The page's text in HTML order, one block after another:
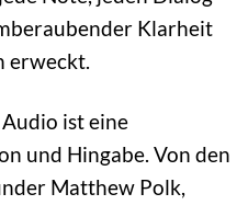
Klarheit
erweckt.
ist eine
und Hingabe. Von den
Matthew Polk,